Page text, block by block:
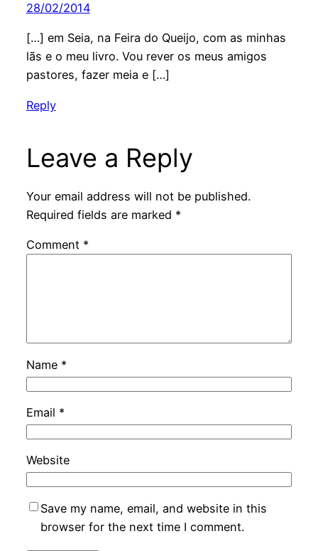
28/02/2014
[…] em Seia, na Feira do Queijo, com as minhas
lãs e o meu livro. Vou rever os meus amigos
pastores, fazer meia e […]
Reply
Leave a Reply
Your email address will not be published.
Required fields are marked *
Comment *
Name *
Email *
Website
Save my name, email, and website in this
browser for the next time I comment.